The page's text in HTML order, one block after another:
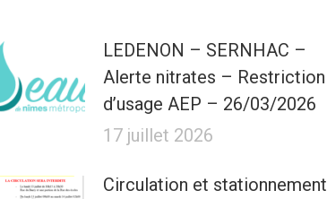
LEDENON – SERNHAC –
Alerte nitrates – Restriction
d’usage AEP – 26/03/2026
17 juillet 2026
Circulation et stationnement